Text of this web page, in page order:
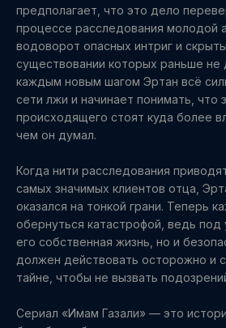
предполагает, что это дело
процессе расследования молодой
водоворот опасных интриг и
существовании которых раньше не
каждым новым шагом Эртан всё
сети лжи и начинает понимать, что
происходящего стоят куда более
чем он думал.
Когда нити расследования
самых значимых клиентов отца,
оказался на тонкой грани. Теперь
обернуться катастрофой, ведь под
его собственная жизнь, но и
должен действовать осторожно и
тайне, чтобы не вызвать
Сериал «Имам Газали» — это